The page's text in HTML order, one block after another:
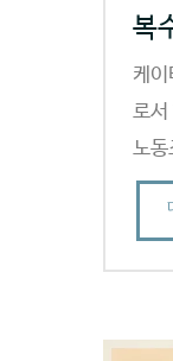
복
케
로서
노동